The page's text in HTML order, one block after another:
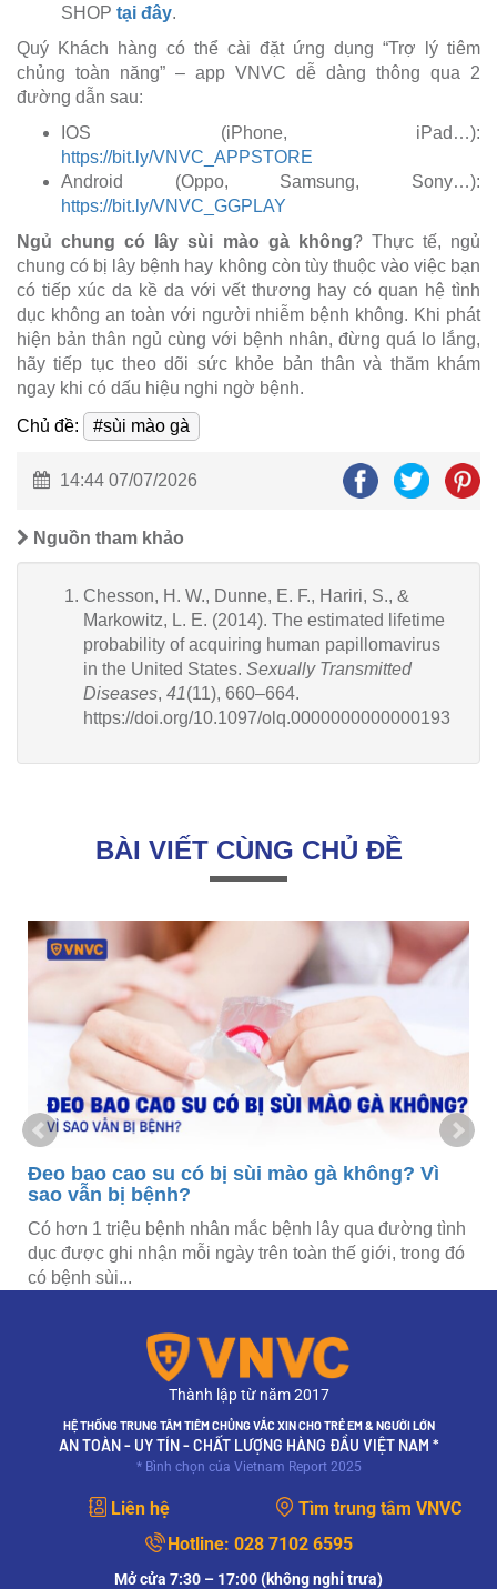
SHOP tại đây.
Quý Khách hàng có thể cài đặt ứng dụng “Trợ lý tiêm
chủng toàn năng” – app VNVC dễ dàng thông qua 2
đường dẫn sau:
IOS (iPhone, iPad…):
https://bit.ly/VNVC_APPSTORE
Android (Oppo, Samsung, Sony…):
https://bit.ly/VNVC_GGPLAY
Ngủ chung có lây sùi mào gà không? Thực tế, ngủ
chung có bị lây bệnh hay không còn tùy thuộc vào việc bạn
có tiếp xúc da kề da với vết thương hay có quan hệ tình
dục không an toàn với người nhiễm bệnh không. Khi phát
hiện bản thân ngủ cùng với bệnh nhân, đừng quá lo lắng,
hãy tiếp tục theo dõi sức khỏe bản thân và thăm khám
ngay khi có dấu hiệu nghi ngờ bệnh.
Chủ đề:
#sùi mào gà
14:44 07/07/2026
Nguồn tham khảo
Chesson, H. W., Dunne, E. F., Hariri, S., &
Markowitz, L. E. (2014). The estimated lifetime
probability of acquiring human papillomavirus
in the United States. Sexually Transmitted
Diseases, 41(11), 660–664.
https://doi.org/10.1097/olq.0000000000000193
BÀI VIẾT CÙNG CHỦ ĐỀ
Đeo bao cao su có bị sùi mào gà không? Vì
sao vẫn bị bệnh?
Có hơn 1 triệu bệnh nhân mắc bệnh lây qua đường tình
dục được ghi nhận mỗi ngày trên toàn thế giới, trong đó
có bệnh sùi...
Thành lập từ năm 2017
HỆ THỐNG TRUNG TÂM TIÊM CHỦNG VẮC XIN CHO TRẺ EM & NGƯỜI LỚN
AN TOÀN - UY TÍN - CHẤT LƯỢNG HÀNG ĐẦU VIỆT NAM *
* Bình chọn của Vietnam Report 2025
Liên hệ
Tìm trung tâm VNVC
Hotline: 028 7102 6595
Mở cửa 7:30 – 17:00 (không nghỉ trưa)